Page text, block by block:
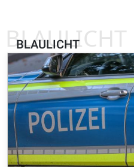
BLAULICHT
BLAULICHT